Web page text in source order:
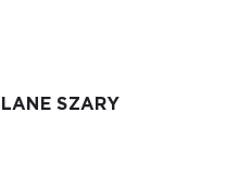
SZARY